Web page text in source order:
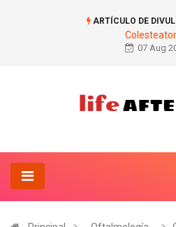
ARTÍCULO DE
07 Aug